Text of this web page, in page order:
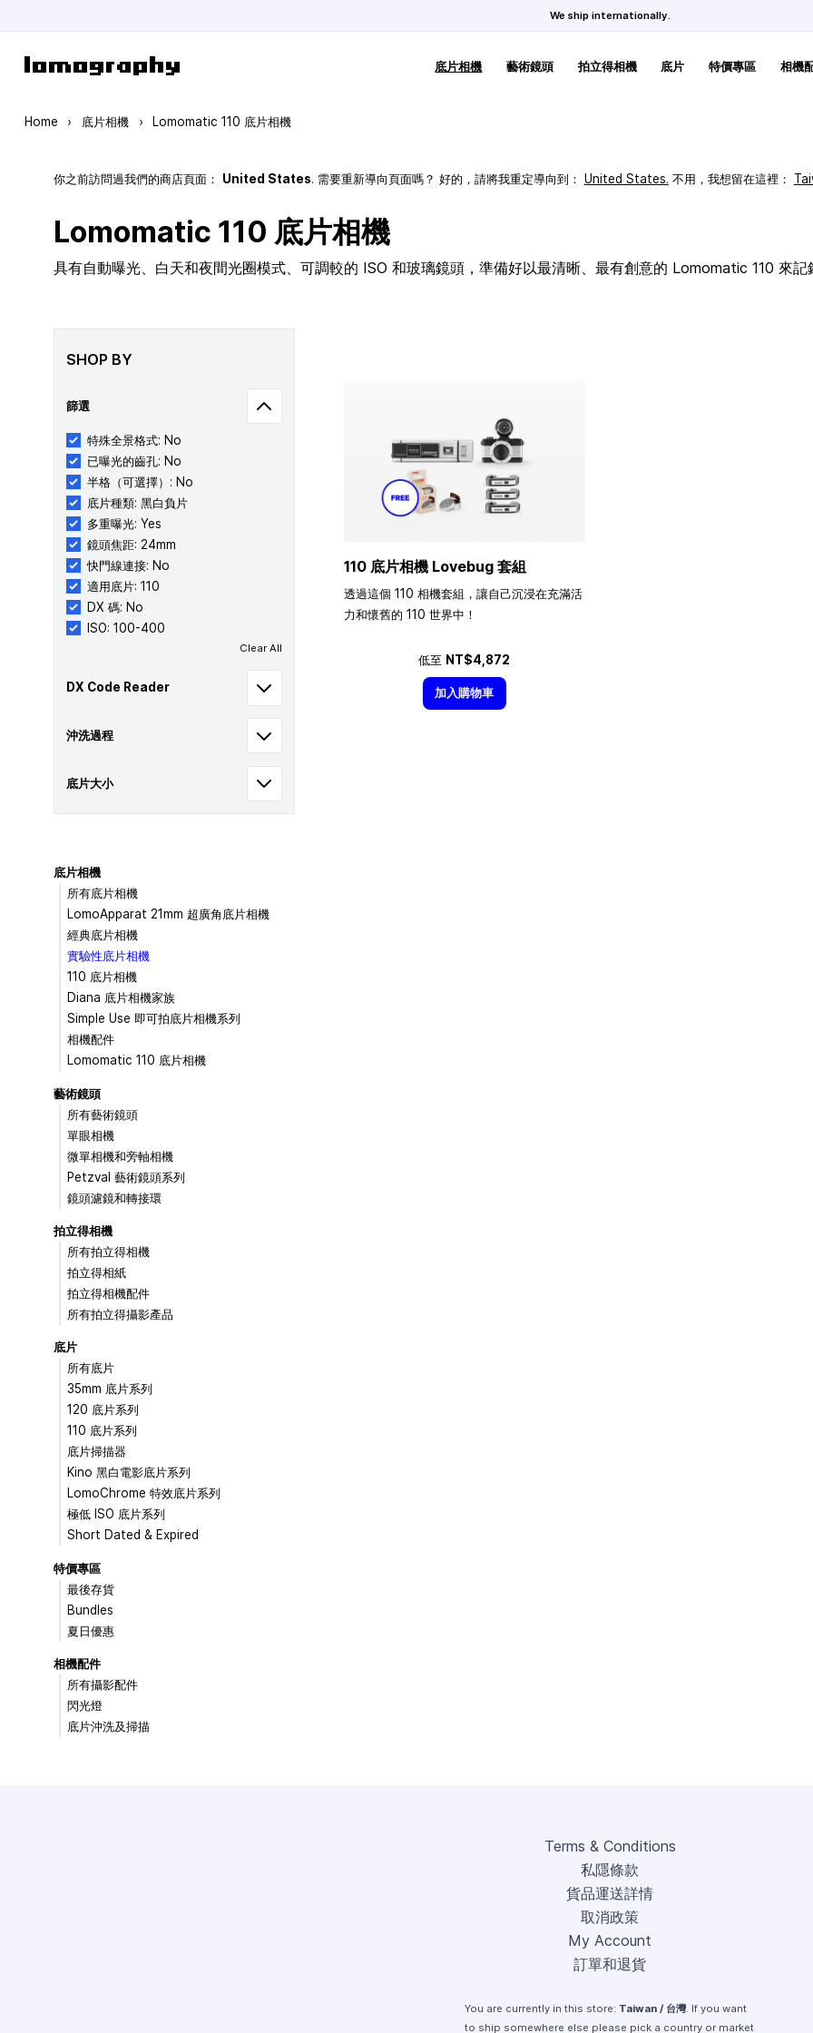
We ship internationally.
底片相機 藝術鏡頭 拍立得相機 底片 特價專區 相機
Home › 底片相機 › Lomomatic 110 底片相機
你之前訪問過我們的商店頁面： United States. 需要重新導向頁面嗎？ 好的，請將我重定導向到： United States. 不用，我想留在這裡：
Lomomatic 110 底片相機
具有自動曝光、白天和夜間光圈模式、可調較的 ISO 和玻璃鏡頭，準備好以最清晰、最有創意的 Lomomatic 110 來記
SHOP BY
篩選
特殊全景格式: No
已曝光的齒孔: No
半格（可選擇）: No
底片種類: 黑白負片
多重曝光: Yes
鏡頭焦距: 24mm
快門線連接: No
適用底片: 110
DX 碼: No
ISO: 100-400
Clear All
DX Code Reader
沖洗過程
底片大小
110 底片相機 Lovebug 套組
透過這個 110 相機套組，讓自己沉浸在充滿活
力和懷舊的 110 世界中！
低至 NT$4,872
加入購物車
底片相機
所有底片相機
LomoApparat 21mm 超廣角底片相機
經典底片相機
實驗性底片相機
110 底片相機
Diana 底片相機家族
Simple Use 即可拍底片相機系列
相機配件
Lomomatic 110 底片相機
藝術鏡頭
所有藝術鏡頭
單眼相機
微單相機和旁軸相機
Petzval 藝術鏡頭系列
鏡頭濾鏡和轉接環
拍立得相機
所有拍立得相機
拍立得相紙
拍立得相機配件
所有拍立得攝影產品
底片
所有底片
35mm 底片系列
120 底片系列
110 底片系列
底片掃描器
Kino 黑白電影底片系列
LomoChrome 特效底片系列
極低 ISO 底片系列
Short Dated & Expired
特價專區
最後存貨
Bundles
夏日優惠
相機配件
所有攝影配件
閃光燈
底片沖洗及掃描
Terms & Conditions
私隱條款
貨品運送詳情
取消政策
My Account
訂單和退貨
You are currently in this store: Taiwan / 台灣. If you want
to ship somewhere else please pick a country or market